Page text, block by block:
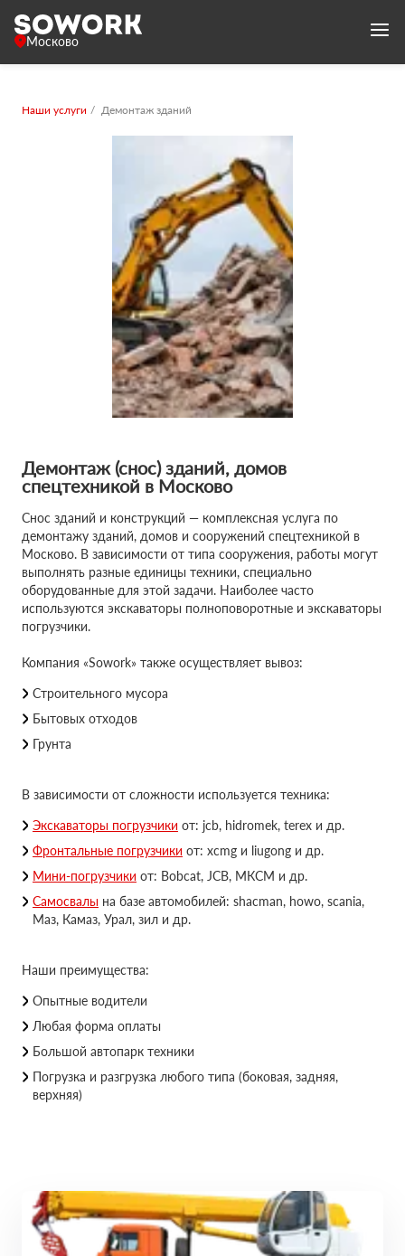
Москово
Наши услуги Демонтаж зданий
Демонтаж (снос) зданий, домов
спецтехникой в Москово
Снос зданий и конструкций — комплексная услуга по
демонтажу зданий, домов и сооружений спецтехникой в
Москово. В зависимости от типа сооружения, работы могут
выполнять разные единицы техники, специально
оборудованные для этой задачи. Наиболее часто
используются экскаваторы полноповоротные и экскаваторы
погрузчики.
Компания «Sowork» также осуществляет вывоз:
Строительного мусора
Бытовых отходов
Грунта
В зависимости от сложности используется техника:
Экскаваторы погрузчики от: jcb, hidromek, terex и др.
Фронтальные погрузчики от: xcmg и liugong и др.
Мини-погрузчики от: Bobcat, JCB, МКСМ и др.
Самосвалы на базе автомобилей: shacman, howo, scania,
Маз, Камаз, Урал, зил и др.
Наши преимущества:
Опытные водители
Любая форма оплаты
Большой автопарк техники
Погрузка и разгрузка любого типа (боковая, задняя,
верхняя)